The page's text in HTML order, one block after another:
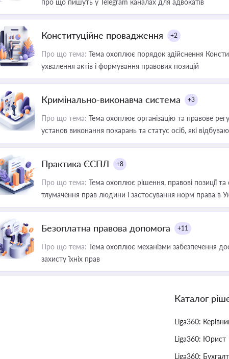
про що пишуть у Telegram каналах для адвокатів
Конституційне провадження +2
Про що тема: Тема охоплює порядок здійснення
ухвалення актів і формування правових позицій
Кримінально-виконавча система +3
Про що тема: Тема охоплює організацію та правове
установ виконання покарань та статус осіб, які
Практика ЄСПЛ +8
Про що тема: Тема охоплює рішення, правові позиції
тлумачення прав людини і застосування норм права в
Безоплатна правова допомога +11
Про що тема: Тема охоплює механізми забезпечення
захисту їхніх прав
Каталог
Liga360:
Liga360: Юрист
Liga360: